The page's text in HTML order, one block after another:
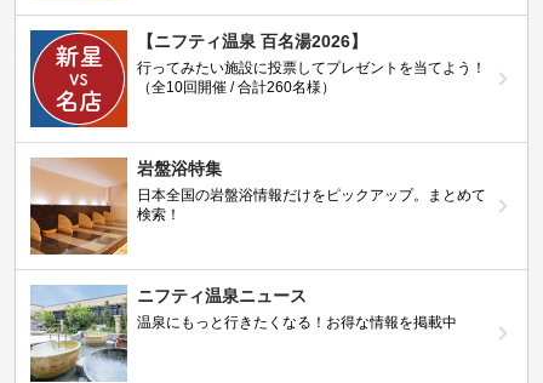
【ニフティ温泉 百名湯2026】
行ってみたい施設に投票してプレゼントを当てよう！
（全10回開催 / 合計260名様）
岩盤浴特集
日本全国の岩盤浴情報だけをピックアップ。まとめて
検索！
ニフティ温泉ニュース
温泉にもっと行きたくなる！お得な情報を掲載中